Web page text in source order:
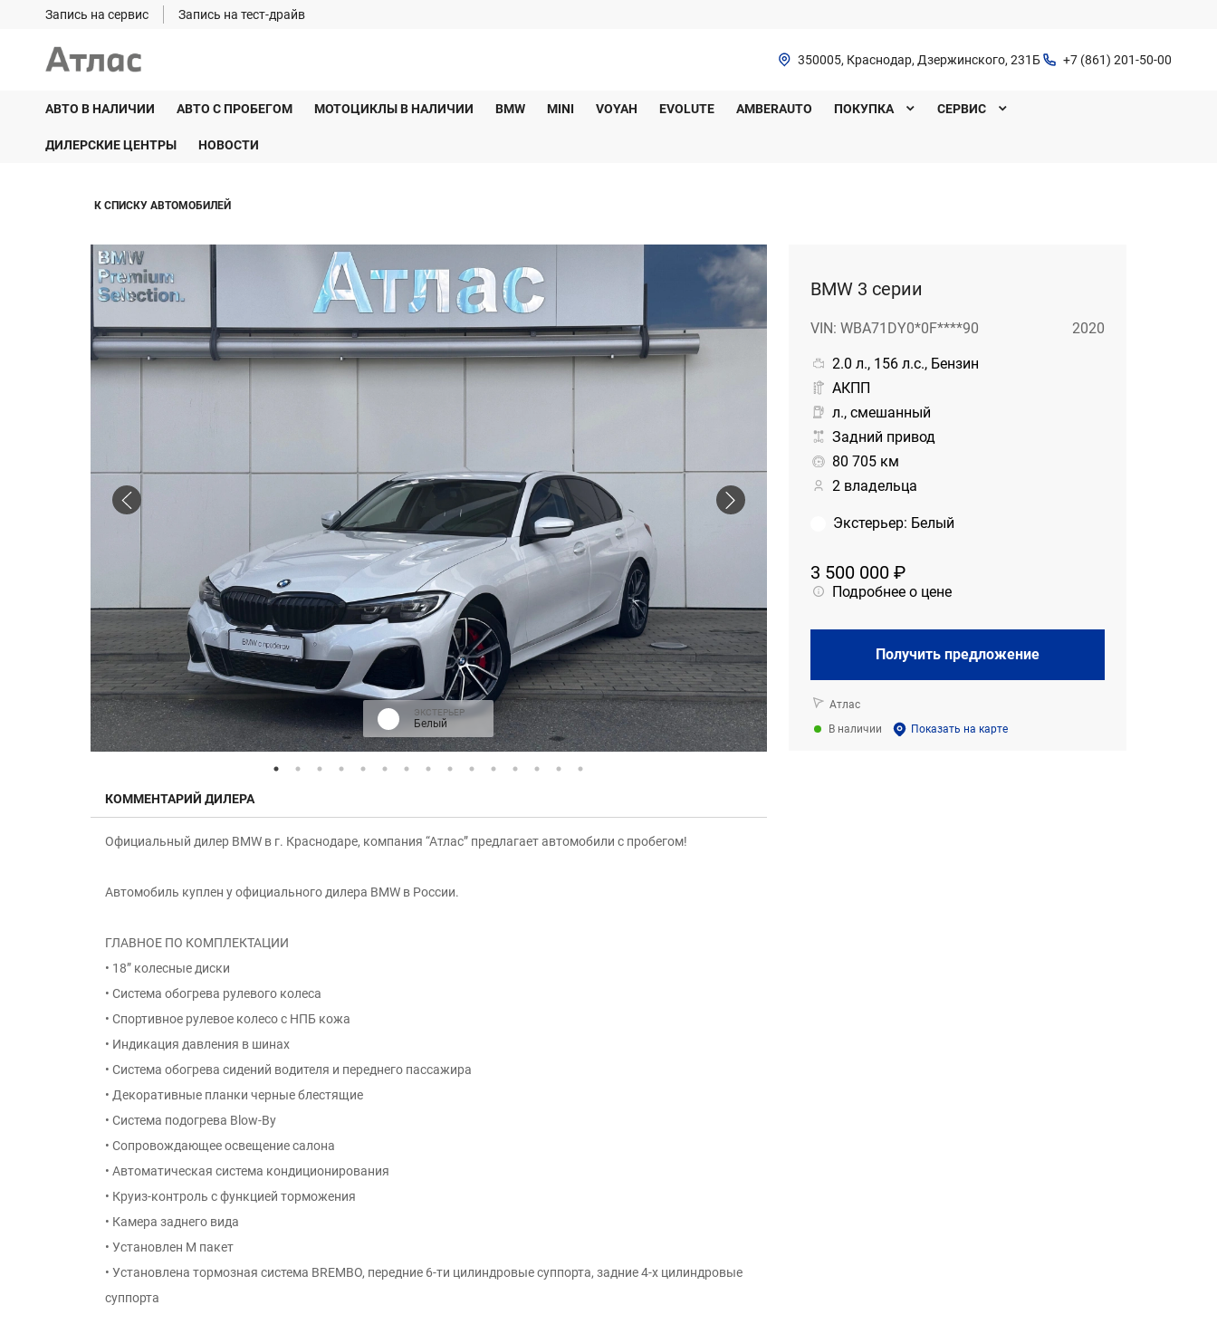
Запись на сервис Запись на тест-драйв
350005, Краснодар, Дзержинского, 231Б +7 (861) 201-50-00
АВТО В НАЛИЧИИ АВТО С ПРОБЕГОМ МОТОЦИКЛЫ В НАЛИЧИИ BMW MINI VOYAH EVOLUTE AMBERAUTO ПОКУПКА СЕРВИС
ДИЛЕРСКИЕ ЦЕНТРЫ НОВОСТИ
К СПИСКУ АВТОМОБИЛЕЙ
ЭКСТЕРЬЕР
Белый
КОММЕНТАРИЙ ДИЛЕРА
Официальный дилер BMW в г. Краснодаре, компания “Атлас” предлагает автомобили с пробегом!
Автомобиль куплен у официального дилера BMW в России.
ГЛАВНОЕ ПО КОМПЛЕКТАЦИИ
• 18” колесные диски
• Система обогрева рулевого колеса
• Спортивное рулевое колесо с НПБ кожа
• Индикация давления в шинах
• Система обогрева сидений водителя и переднего пассажира
• Декоративные планки черные блестящие
• Система подогрева Blow-By
• Сопровождающее освещение салона
• Автоматическая система кондиционирования
• Круиз-контроль с функцией торможения
• Камера заднего вида
• Установлен М пакет
• Установлена тормозная система BREMBO, передние 6-ти цилиндровые суппорта, задние 4-х цилиндровые
суппорта
BMW 3 серии
VIN: WBA71DY0*0F****90 2020
2.0 л., 156 л.с., Бензин
АКПП
л., смешанный
Задний привод
80 705 км
2 владельца
Экстерьер: Белый
3 500 000 ₽
Подробнее о цене
Получить предложение
Атлас
В наличии
Показать на карте